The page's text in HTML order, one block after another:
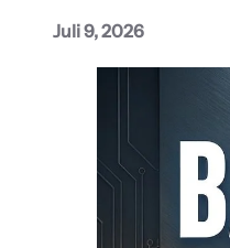
Juli 9, 2026